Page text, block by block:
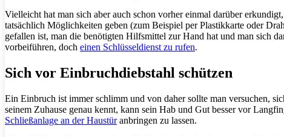
Vielleicht hat man sich aber auch schon vorher einmal darüber
tatsächlich Möglichkeiten geben (zum Beispiel per Plastikkarte oder
gefallen ist, man die benötigten Hilfsmittel zur Hand hat und man sich
vorbeiführen, doch einen Schlüsseldienst zu rufen.
Sich vor Einbruchdiebstahl schützen
Ein Einbruch ist immer schlimm und von daher sollte man versuchen,
seinem Zuhause genau kennt, kann sein Hab und Gut besser vor
Schließanlage an der Haustüranbringen zu lassen.